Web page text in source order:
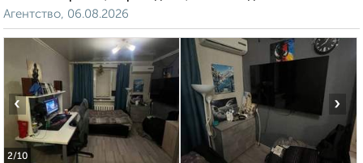
Агентство, 06.08.2026
2/10
‹ ›